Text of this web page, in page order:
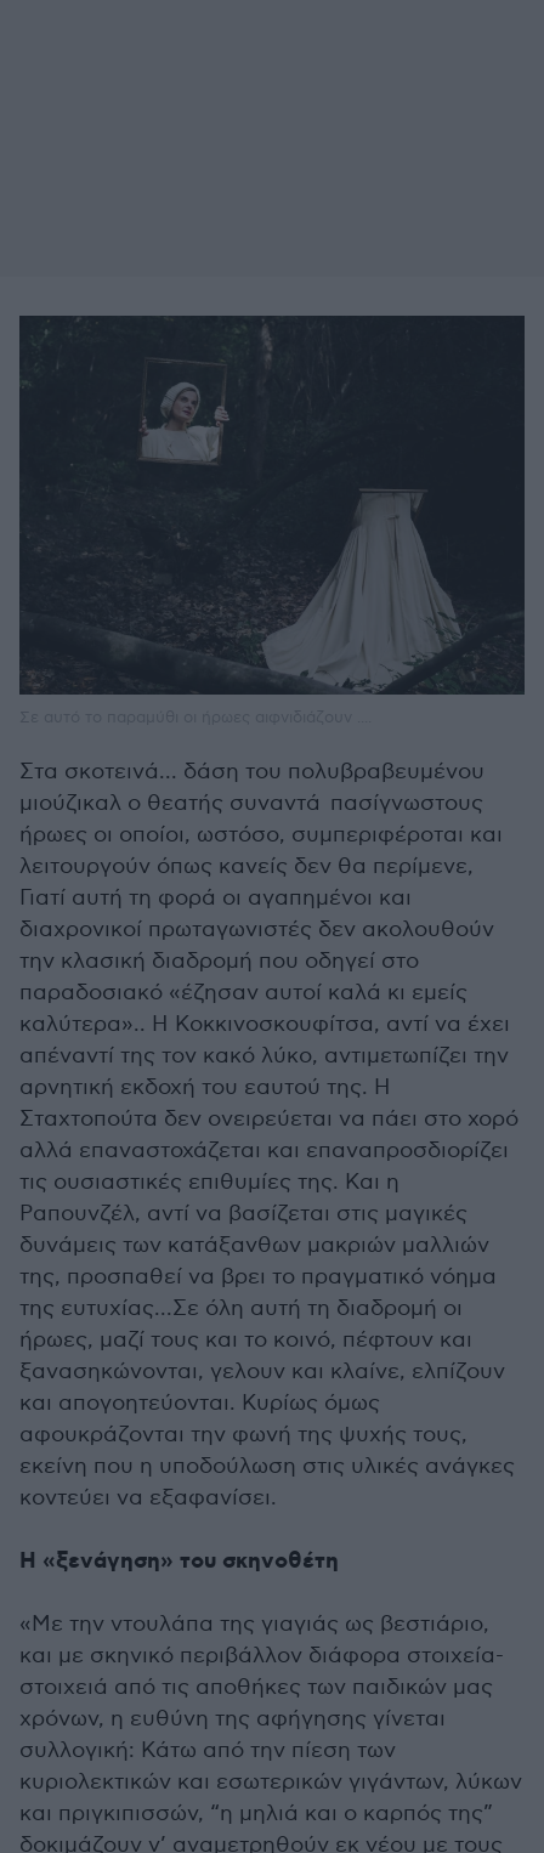
Στα σκοτεινά... δάση του πολυβραβευμένου
μιούζικαλ ο θεατής συναντά πασίγνωστους
ήρωες οι οποίοι, ωστόσο, συμπεριφέροται και
λειτουργούν όπως κανείς δεν θα περίμενε,
Γιατί αυτή τη φορά οι αγαπημένοι και
διαχρονικοί πρωταγωνιστές δεν ακολουθούν
την κλασική διαδρομή που οδηγεί στο
παραδοσιακό «έζησαν αυτοί καλά κι εμείς
καλύτερα».. Η Κοκκινοσκουφίτσα, αντί να έχει
απέναντί της τον κακό λύκο, αντιμετωπίζει την
αρνητική εκδοχή του εαυτού της. Η
Σταχτοπούτα δεν ονειρεύεται να πάει στο χορό
αλλά επαναστοχάζεται και επαναπροσδιορίζει
τις ουσιαστικές επιθυμίες της. Και η
Ραπουνζέλ, αντί να βασίζεται στις μαγικές
δυνάμεις των κατάξανθων μακριών μαλλιών
της, προσπαθεί να βρει το πραγματικό νόημα
της ευτυχίας...Σε όλη αυτή τη διαδρομή οι
ήρωες, μαζί τους και το κοινό, πέφτουν και
ξανασηκώνονται, γελουν και κλαίνε, ελπίζουν
και απογοητεύονται. Κυρίως όμως
αφουκράζονται την φωνή της ψυχής τους,
εκείνη που η υποδούλωση στις υλικές ανάγκες
κοντεύει να εξαφανίσει.
Η «ξενάγηση» του σκηνοθέτη
«Με την ντουλάπα της γιαγιάς ως βεστιάριο,
και με σκηνικό περιβάλλον διάφορα στοιχεία-
στοιχειά από τις αποθήκες των παιδικών μας
χρόνων, η ευθύνη της αφήγησης γίνεται
συλλογική: Κάτω από την πίεση των
κυριολεκτικών και εσωτερικών γιγάντων, λύκων
και πριγκιπισσών, “η μηλιά και ο καρπός της”
δοκιμάζουν ν’ αναμετρηθούν εκ νέου με τους